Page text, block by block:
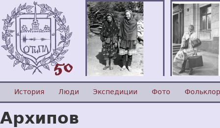
История Люди Экспедиции Фото Фольклор
Архипов